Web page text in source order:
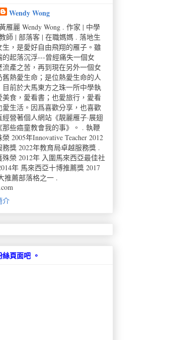
Wendy Wong
雁麗 Wendy Wong . 作家 | 中學
師 | 部落客 | 在職媽媽 . 落地生
，是愛好自由飛翔的雁子。雖
的起落沉浮---曾經痛失一個女
流產之苦，再到現在另外一個女
舊熱愛生命；是位熱愛生命的人
前於大馬東方之珠一所中學執
食，愛看書；也愛旅行，愛看
愛生活。因爲喜歡分享，也喜歡
營著個人網站《靚麗雁子·展翅
些癌童教會我的事》。 . 執鞭
2005年Innovative Teacher 2012
獎 2022年教育局卓越服務獎 .
榮 2012年 入圍馬來西亞最佳社
年 馬來西亞十博推薦獎 2017
推薦部落格之一 .
介
頁面吧 。